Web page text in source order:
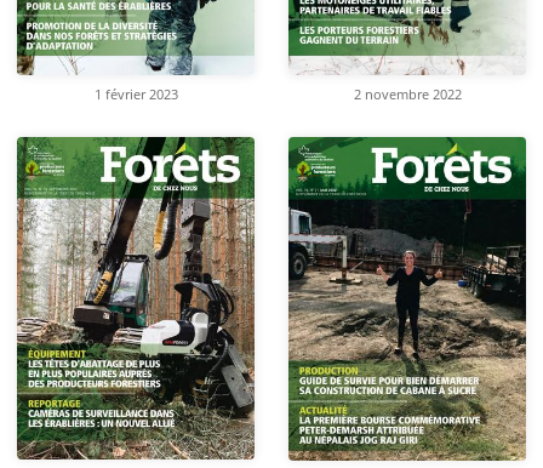
1 février 2023 2 novembre 2022